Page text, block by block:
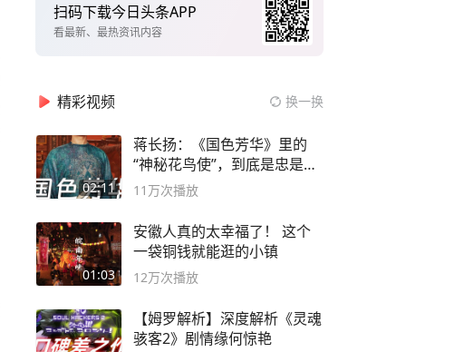
扫码下载今日头条APP
看最新、最热资讯内容
精彩视频 换一换
02:11
蒋长扬：《国色芳华》里的
“神秘花鸟使”，到底是忠是
奸？
11万次播放
01:03
安徽人真的太幸福了！ 这个
一袋铜钱就能逛的小镇
12万次播放
【姆罗解析】深度解析《灵魂
骇客2》剧情缘何惊艳